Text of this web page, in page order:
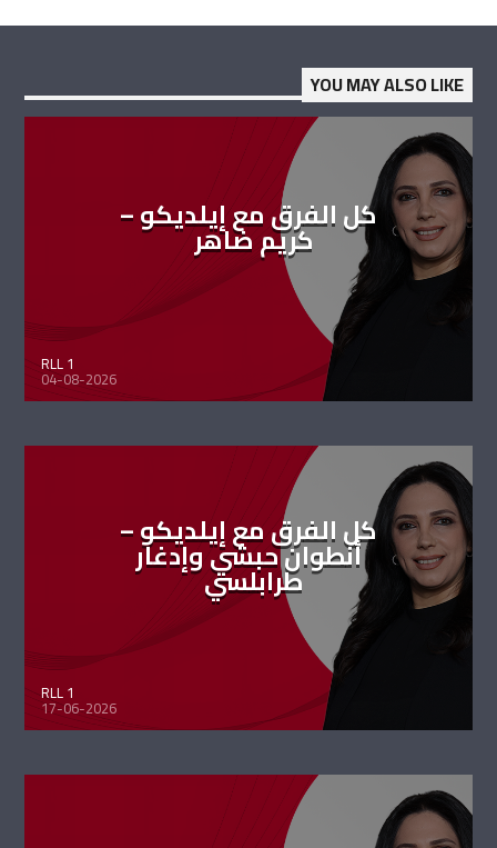
YOU MAY ALSO LIKE
كل الفرق مع إيلديكو –
كريم ضاهر
RLL 1
04-08-2026
كل الفرق مع إيلديكو –
أنطوان حبشي وإدغار
طرابلسي
RLL 1
17-06-2026